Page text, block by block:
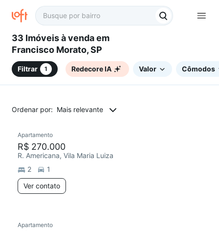
33 Imóveis à venda em
Francisco Morato, SP
Filtrar 1 Redecore IA Valor Cômodos
Ordenar por: Mais relevante
Redecorar
Apartamento
R$ 270.000
R. Americana, Vila Maria Luiza
2
1
Ver contato
Redecorar
Apartamento